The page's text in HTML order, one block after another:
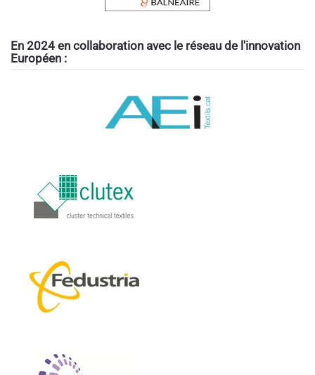
En 2024 en collaboration avec le réseau de l'innovation
Européen :